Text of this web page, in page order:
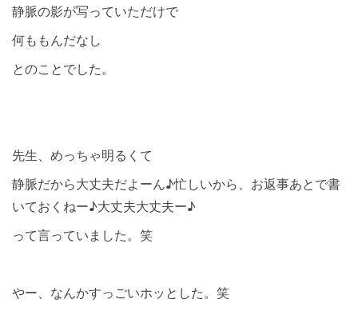
静脈の影が写っていただけで
何ももんだなし
とのことでした。
先生、めっちゃ明るくて
静脈だから大丈夫だよーん♪忙しいから、お返事あとで書
いておくねー♪大丈夫大丈夫ー♪
って言っていました。笑
やー、なんかすっごいホッとした。笑